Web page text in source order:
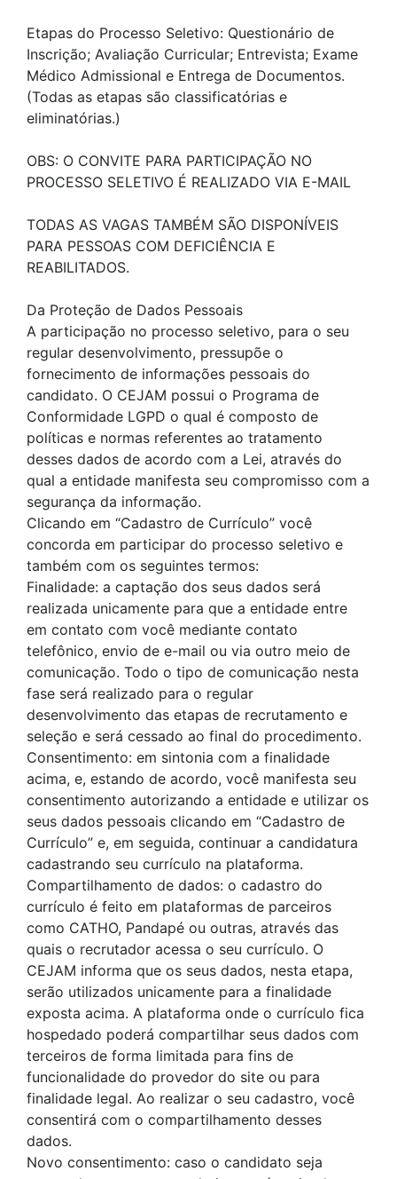
Etapas do Processo Seletivo: Questionário de
Inscrição; Avaliação Curricular; Entrevista; Exame
Médico Admissional e Entrega de Documentos.
(Todas as etapas são classificatórias e
eliminatórias.)
OBS: O CONVITE PARA PARTICIPAÇÃO NO
PROCESSO SELETIVO É REALIZADO VIA E-MAIL
TODAS AS VAGAS TAMBÉM SÃO DISPONÍVEIS
PARA PESSOAS COM DEFICIÊNCIA E
REABILITADOS.
Da Proteção de Dados Pessoais
A participação no processo seletivo, para o seu
regular desenvolvimento, pressupõe o
fornecimento de informações pessoais do
candidato. O CEJAM possui o Programa de
Conformidade LGPD o qual é composto de
políticas e normas referentes ao tratamento
desses dados de acordo com a Lei, através do
qual a entidade manifesta seu compromisso com a
segurança da informação.
Clicando em “Cadastro de Currículo” você
concorda em participar do processo seletivo e
também com os seguintes termos:
Finalidade: a captação dos seus dados será
realizada unicamente para que a entidade entre
em contato com você mediante contato
telefônico, envio de e-mail ou via outro meio de
comunicação. Todo o tipo de comunicação nesta
fase será realizado para o regular
desenvolvimento das etapas de recrutamento e
seleção e será cessado ao final do procedimento.
Consentimento: em sintonia com a finalidade
acima, e, estando de acordo, você manifesta seu
consentimento autorizando a entidade e utilizar os
seus dados pessoais clicando em “Cadastro de
Currículo” e, em seguida, continuar a candidatura
cadastrando seu currículo na plataforma.
Compartilhamento de dados: o cadastro do
currículo é feito em plataformas de parceiros
como CATHO, Pandapé ou outras, através das
quais o recrutador acessa o seu currículo. O
CEJAM informa que os seus dados, nesta etapa,
serão utilizados unicamente para a finalidade
exposta acima. A plataforma onde o currículo fica
hospedado poderá compartilhar seus dados com
terceiros de forma limitada para fins de
funcionalidade do provedor do site ou para
finalidade legal. Ao realizar o seu cadastro, você
consentirá com o compartilhamento desses
dados.
Novo consentimento: caso o candidato seja